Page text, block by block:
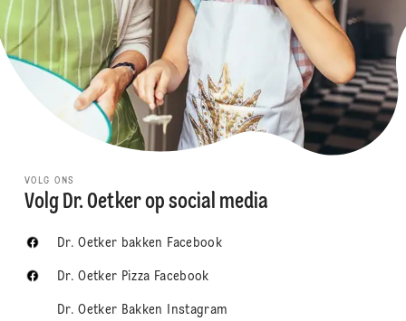
VOLG ONS
Volg Dr. Oetker op social media
Dr. Oetker bakken Facebook
Dr. Oetker Pizza Facebook
Dr. Oetker Bakken Instagram